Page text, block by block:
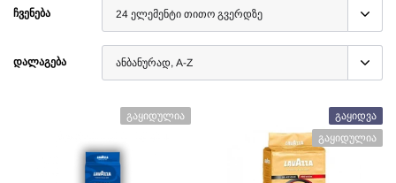
ᲩᲕᲔᲜᲔᲑᲐ
ᲓᲐᲚᲐᲒᲔᲑᲐ
Გაყიდულია
Გაყიდვა
Გაყიდულია